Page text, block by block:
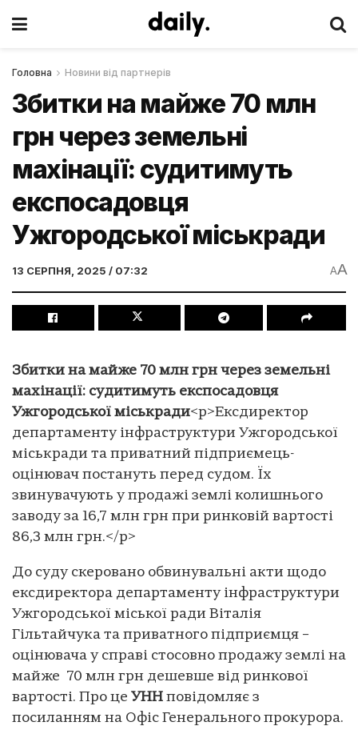
Головна Новини від партнерів
Збитки на майже 70 млн
грн через земельні
махінації: судитимуть
експосадовця
Ужгородської міськради
13 СЕРПНЯ, 2025 / 07:32 AA
Збитки на майже 70 млн грн через земельні
махінації: судитимуть експосадовця
Ужгородської міськради<p>Ексдиректор
департаменту інфраструктури Ужгородської
міськради та приватний підприємець-
оцінювач постануть перед судом. Їх
звинувачують у продажі землі колишнього
заводу за 16,7 млн грн при ринковій вартості
86,3 млн грн.</p>
До суду скеровано обвинувальні акти щодо
ексдиректора департаменту інфраструктури
Ужгородської міської ради Віталія
Гільтайчука та приватного підприємця –
оцінювача у справі стосовно продажу землі на
майже 70 млн грн дешевше від ринкової
вартості. Про це УНН повідомляє з
посиланням на Офіс Генерального прокурора.